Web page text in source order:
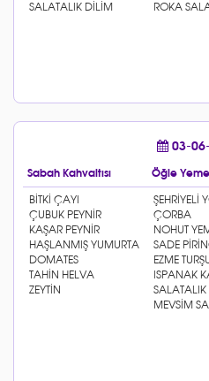
03-
Sabah Kahvaltısı Öğle